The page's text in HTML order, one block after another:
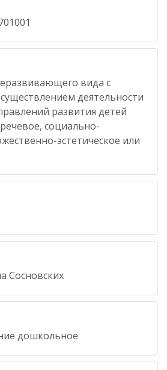
вида с
деятельности
развития детей
социально-
эстетическое или
Сосновских
дошкольное